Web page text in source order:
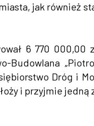
jak również
6 770
Budowlana
Dróg i
i przyjmie